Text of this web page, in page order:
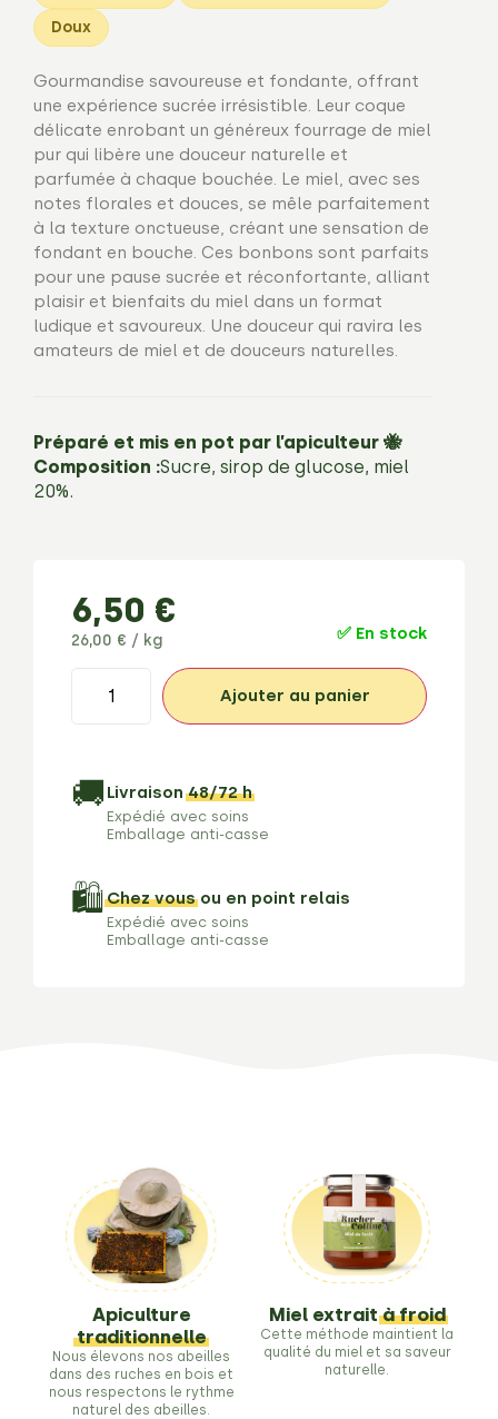
Doux
Gourmandise savoureuse et fondante, offrant
une expérience sucrée irrésistible. Leur coque
délicate enrobant un généreux fourrage de miel
pur qui libère une douceur naturelle et
parfumée à chaque bouchée. Le miel, avec ses
notes florales et douces, se mêle parfaitement
à la texture onctueuse, créant une sensation de
fondant en bouche. Ces bonbons sont parfaits
pour une pause sucrée et réconfortante, alliant
plaisir et bienfaits du miel dans un format
ludique et savoureux. Une douceur qui ravira les
amateurs de miel et de douceurs naturelles.
Préparé et mis en pot par l’apiculteur 🐝
Composition :Sucre, sirop de glucose, miel
20%.
6,50 €
26,00 € / kg ✅ En stock
Ajouter au panier
🚚 Livraison48/72 h
Expédié avec soins
Emballage anti-casse
🛍️Chez vousou en point relais
Expédié avec soins
Emballage anti-casse
Apiculture
traditionnelle
Nous élevons nos abeilles
dans des ruches en bois et
nous respectons le rythme
naturel des abeilles.
Miel extraità froid
Cette méthode maintient la
qualité du miel et sa saveur
naturelle.